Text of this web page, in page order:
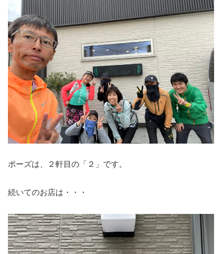
ポーズは、２軒目の「２」です。
続いてのお店は・・・